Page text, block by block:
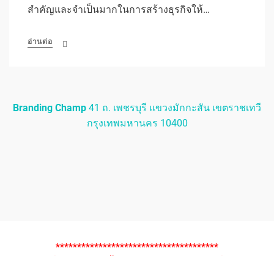
สำคัญและจำเป็นมากในการสร้างธุรกิจให้…
อ่านต่อ
Branding Champ 41 ถ. เพชรบุรี แขวงมักกะสัน เขตราชเทวี
กรุงเทพมหานคร 10400
**************************************